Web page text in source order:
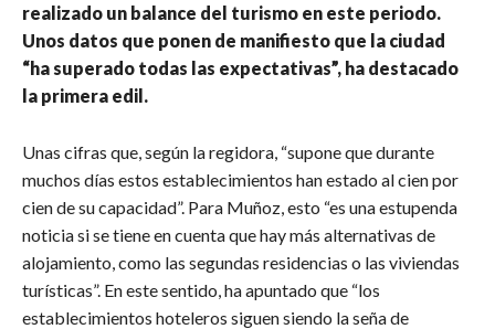
realizado un balance del turismo en este periodo.
Unos datos que ponen de manifiesto que la ciudad
“ha superado todas las expectativas”, ha destacado
la primera edil.
Unas cifras que, según la regidora, “supone que durante
muchos días estos establecimientos han estado al cien por
cien de su capacidad”. Para Muñoz, esto “es una estupenda
noticia si se tiene en cuenta que hay más alternativas de
alojamiento, como las segundas residencias o las viviendas
turísticas”. En este sentido, ha apuntado que “los
establecimientos hoteleros siguen siendo la seña de